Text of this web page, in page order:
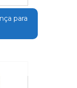
para